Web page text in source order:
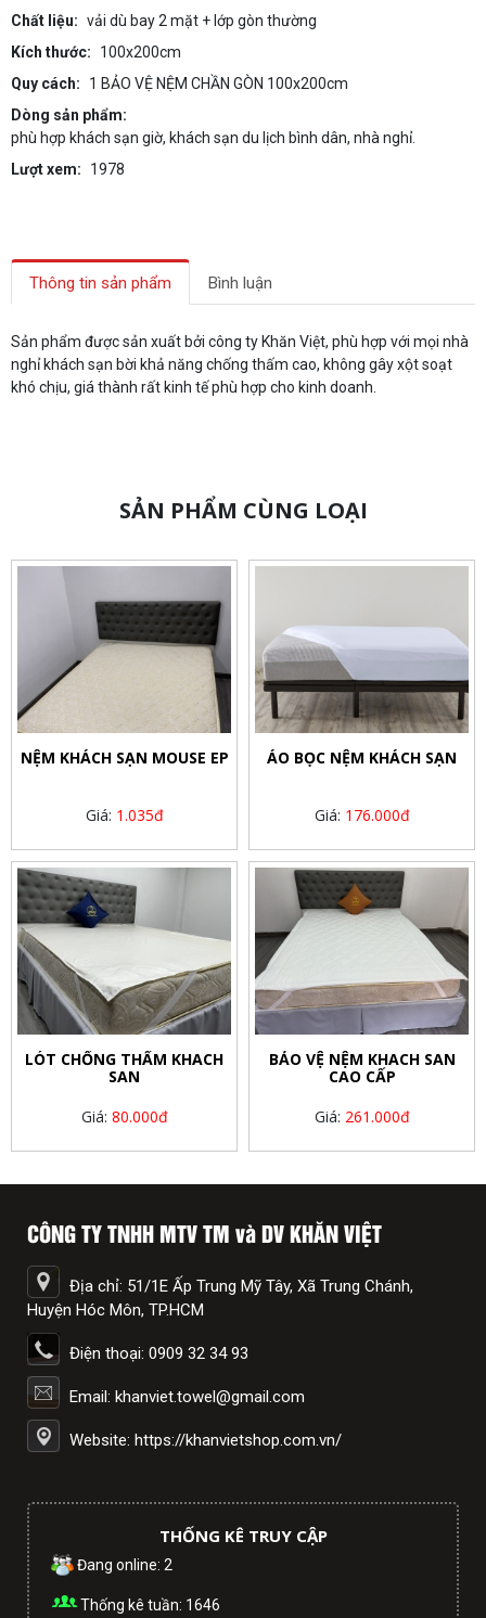
Chất liệu: vải dù bay 2 mặt + lớp gòn thường
Kích thước:
100x200cm
Quy cách:
1 BẢO VỆ NỆM CHẦN GÒN 100x200cm
Dòng sản phẩm:
phù hợp khách sạn giờ, khách sạn du lịch bình dân, nhà nghỉ.
Lượt xem:
1978
Thông tin sản phẩm Bình luận
Sản phẩm được sản xuất bởi công ty Khăn Việt, phù hợp với mọi nhà
nghỉ khách sạn bời khả năng chống thấm cao, không gây xột soạt
khó chịu, giá thành rất kinh tế phù hợp cho kinh doanh.
SẢN PHẨM CÙNG LOẠI
NỆM KHÁCH SẠN MOUSE EP
Giá: 1.035đ
ÁO BỌC NỆM KHÁCH SẠN
Giá: 176.000đ
LÓT CHỐNG THẤM KHACH
SAN
Giá: 80.000đ
BẢO VỆ NỆM KHACH SAN
CAO CẤP
Giá: 261.000đ
CÔNG TY TNHH MTV TM và DV KHĂN VIỆT
Địa chỉ: 51/1E Ấp Trung Mỹ Tây, Xã Trung Chánh,
Huyện Hóc Môn, TP.HCM
Điện thoại: 0909 32 34 93
Email: khanviet.towel@gmail.com
Website: https://khanvietshop.com.vn/
THỐNG KÊ TRUY CẬP
Đang online: 2
Thống kê tuần: 1646